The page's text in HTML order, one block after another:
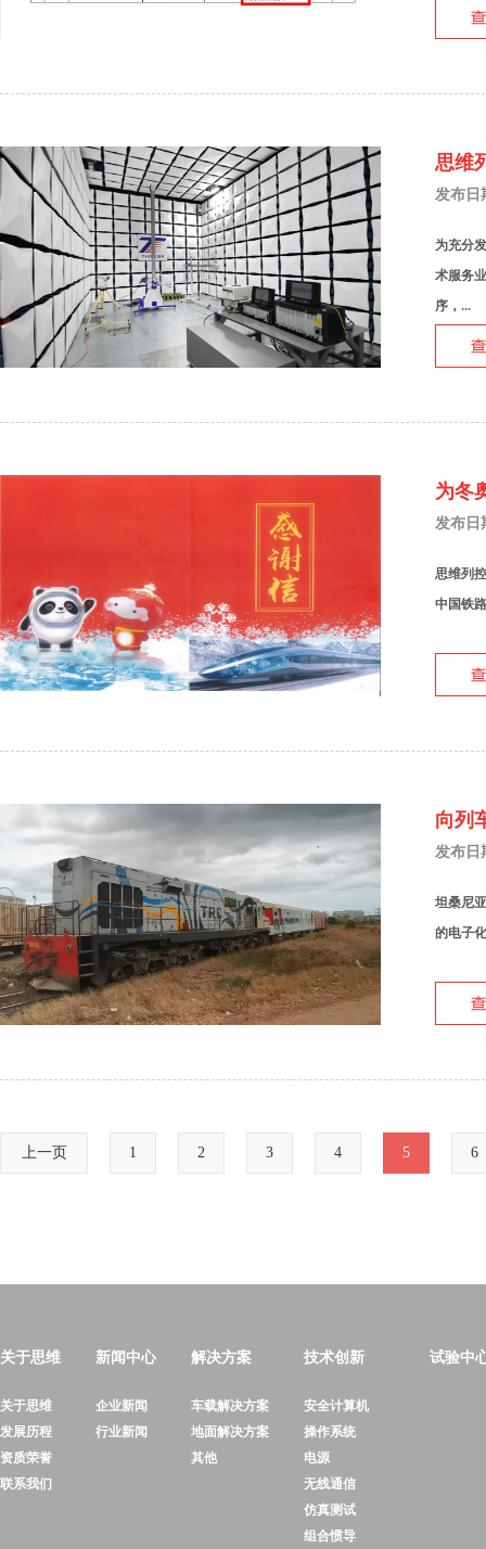
思维
发布日
为充分
术服务
序，...
为冬
发布日
思维列
中国铁
向列
发布日
坦桑尼
的电子
上一页 1 2 3 4 5 6
关于思维
关于思维
发展历程
资质荣誉
联系我们
新闻中心
企业新闻
行业新闻
解决方案
车载解决方案
地面解决方案
其他
技术创新
安全计算机
操作系统
电源
无线通信
仿真测试
组合惯导
试验中